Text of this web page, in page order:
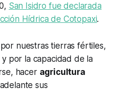
San Isidro fue declarada
Hídrica de Cotopaxi.
nuestras tierras fértiles,
por la capacidad de la
hacer agricultura
sus